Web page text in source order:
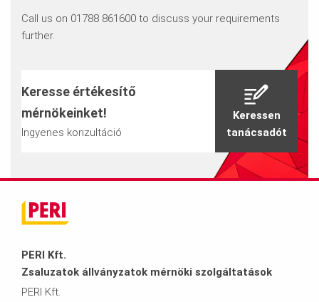
Call us on 01788 861600 to discuss your requirements
further.
Keresse értékesítő
mérnökeinket!
Ingyenes konzultáció
Keressen
tanácsadót
PERI Kft.
Zsaluzatok állványzatok mérnöki szolgáltatások
PERI Kft.